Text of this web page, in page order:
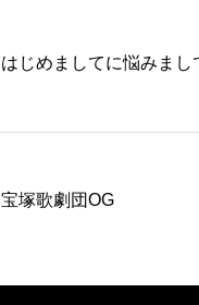
はじめましてに悩みまし
宝塚歌劇団OG